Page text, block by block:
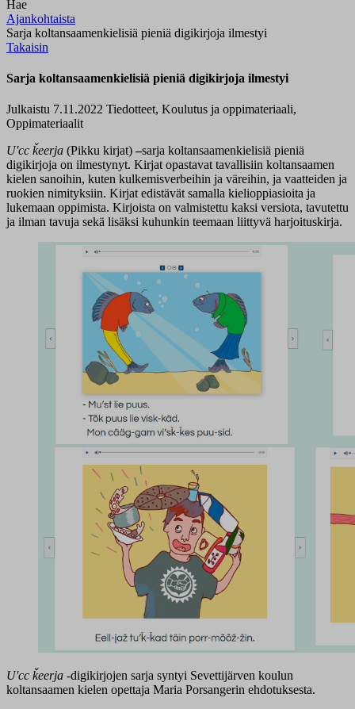
Hae
Ajankohtaista
Sarja koltansaamenkielisiä pieniä digikirjoja ilmestyi
Takaisin
Sarja koltansaamenkielisiä pieniä digikirjoja ilmestyi
Julkaistu 7.11.2022 Tiedotteet, Koulutus ja oppimateriaali,
Oppimateriaalit
Uʹcc ǩeerja (Pikku kirjat) –sarja koltansaamenkielisiä pieniä
digikirjoja on ilmestynyt. Kirjat opastavat tavallisiin koltansaamen
kielen sanoihin, kuten kulkemisverbeihin ja väreihin, ja vaatteiden ja
ruokien nimityksiin. Kirjat edistävät samalla kielioppiasioita ja
lukemaan oppimista. Kirjoista on valmistettu kaksi versiota, tavutettu
ja ilman tavuja sekä lisäksi kuhunkin teemaan liittyvä harjoituskirja.
Uʹcc ǩeerja -digikirjojen sarja syntyi Sevettijärven koulun
koltansaamen kielen opettaja Maria Porsangerin ehdotuksesta.